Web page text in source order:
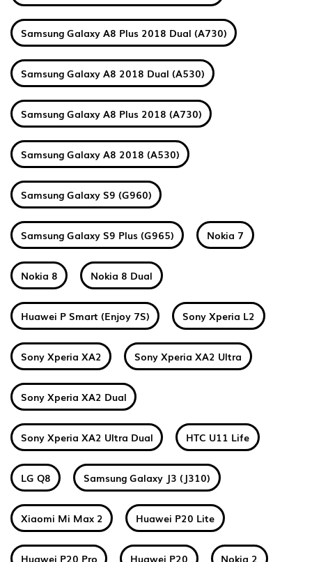
Samsung Galaxy A8 Plus 2018 Dual (A730)
Samsung Galaxy A8 2018 Dual (A530)
Samsung Galaxy A8 Plus 2018 (A730)
Samsung Galaxy A8 2018 (A530)
Samsung Galaxy S9 (G960)
Samsung Galaxy S9 Plus (G965) Nokia 7
Nokia 8 Nokia 8 Dual
Huawei P Smart (Enjoy 7S) Sony Xperia L2
Sony Xperia XA2 Sony Xperia XA2 Ultra
Sony Xperia XA2 Dual
Sony Xperia XA2 Ultra Dual HTC U11 Life
LG Q8 Samsung Galaxy J3 (J310)
Xiaomi Mi Max 2 Huawei P20 Lite
Huawei P20 Pro Huawei P20 Nokia 2